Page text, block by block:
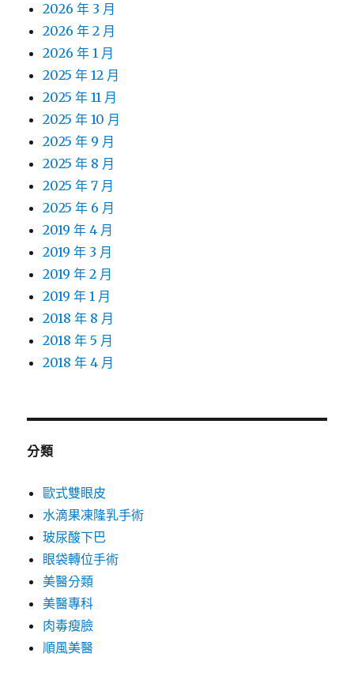
2026 年 3 月
2026 年 2 月
2026 年 1 月
2025 年 12 月
2025 年 11 月
2025 年 10 月
2025 年 9 月
2025 年 8 月
2025 年 7 月
2025 年 6 月
2019 年 4 月
2019 年 3 月
2019 年 2 月
2019 年 1 月
2018 年 8 月
2018 年 5 月
2018 年 4 月
分類
歐式雙眼皮
水滴果凍隆乳手術
玻尿酸下巴
眼袋轉位手術
美醫分類
美醫專科
肉毒瘦臉
順風美醫